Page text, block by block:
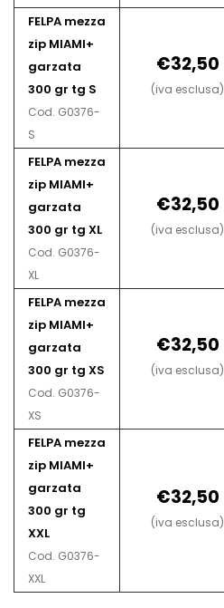
FELPA mezza
zip MIAMI+
garzata
300 gr tg S
Cod. G0376-
S
€32,50
(iva esclusa)
FELPA mezza
zip MIAMI+
garzata
300 gr tg XL
Cod. G0376-
XL
€32,50
(iva esclusa)
FELPA mezza
zip MIAMI+
garzata
300 gr tg XS
Cod. G0376-
XS
€32,50
(iva esclusa)
FELPA mezza
zip MIAMI+
garzata
300 gr tg
XXL
Cod. G0376-
XXL
€32,50
(iva esclusa)